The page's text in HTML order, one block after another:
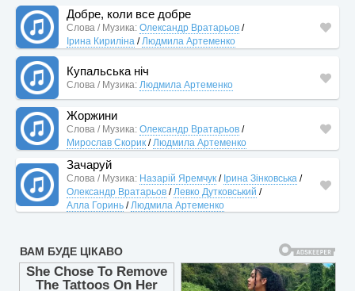
Добре, коли все добре
Слова / Музика: Олександр Вратарьов /
Ірина Кириліна / Людмила Артеменко
Купальська ніч
Слова / Музика: Людмила Артеменко
Жоржини
Слова / Музика: Олександр Вратарьов /
Мирослав Скорик / Людмила Артеменко
Зачаруй
Слова / Музика: Назарій Яремчук / Ірина Зінковська /
Олександр Вратарьов /Левко Дутковський /
Алла Горинь /Людмила Артеменко